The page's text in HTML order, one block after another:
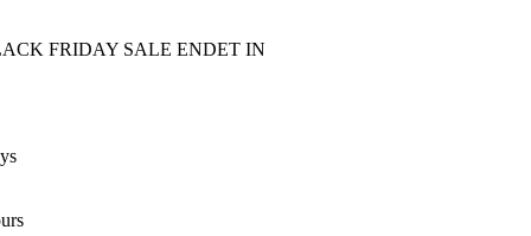
FRIDAY SALE ENDET IN